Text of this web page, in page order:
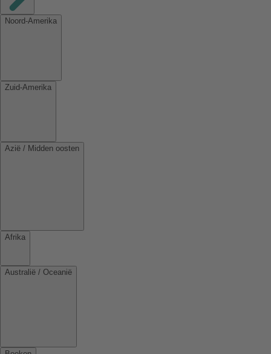
Noord-Amerika
Zuid-Amerika
Azië / Midden oosten
Afrika
Australië / Oceanië